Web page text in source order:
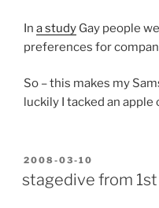
In a study Gay people
preferences for
So – this makes my
luckily I tacked an apple
POSTED
ON
2008-03-10
stagedive from